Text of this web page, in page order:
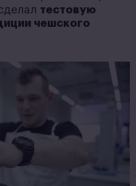
тестовую
чешского